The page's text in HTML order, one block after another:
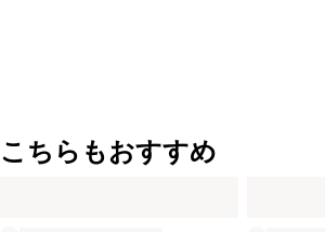
こちらもおすすめ